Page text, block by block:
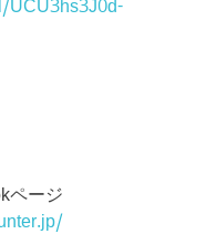
UCU3hs3J0d-
ページ